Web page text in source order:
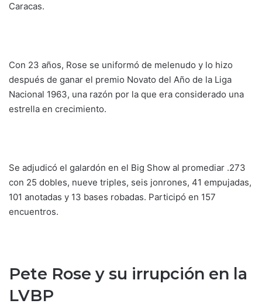
Caracas.
Con 23 años, Rose se uniformó de melenudo y lo hizo
después de ganar el premio Novato del Año de la Liga
Nacional 1963, una razón por la que era considerado una
estrella en crecimiento.
Se adjudicó el galardón en el Big Show al promediar .273
con 25 dobles, nueve triples, seis jonrones, 41 empujadas,
101 anotadas y 13 bases robadas. Participó en 157
encuentros.
Pete Rose y su irrupción en la
LVBP